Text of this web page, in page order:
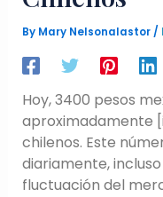
By Mary Nelsonalastor /
Hoy, 3400 pesos
aproximadamente
chilenos. Este
diariamente,
fluctuación del